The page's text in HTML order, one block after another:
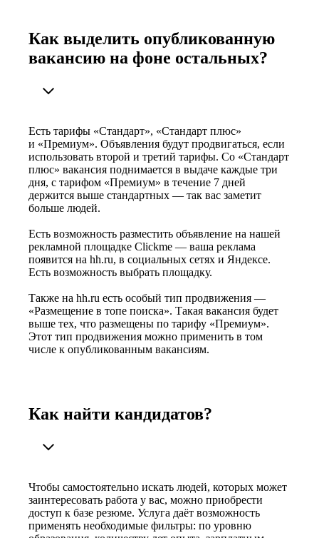
Как выделить опубликованную
вакансию на фоне остальных?
Есть тарифы «Стандарт», «Стандарт плюс»
и «Премиум». Объявления будут продвигаться, если
использовать второй и третий тарифы. Со «Стандарт
плюс» вакансия поднимается в выдаче каждые три
дня, с тарифом «Премиум» в течение 7 дней
держится выше стандартных — так вас заметит
больше людей.
Есть возможность разместить объявление на нашей
рекламной площадке Clickme — ваша реклама
появится на hh.ru, в социальных сетях и Яндексе.
Есть возможность выбрать площадку.
Также на hh.ru есть особый тип продвижения —
«Размещение в топе поиска». Такая вакансия будет
выше тех, что размещены по тарифу «Премиум».
Этот тип продвижения можно применить в том
числе к опубликованным вакансиям.
Как найти кандидатов?
Чтобы самостоятельно искать людей, которых может
заинтересовать работа у вас, можно приобрести
доступ к базе резюме. Услуга даёт возможность
применять необходимые фильтры: по уровню